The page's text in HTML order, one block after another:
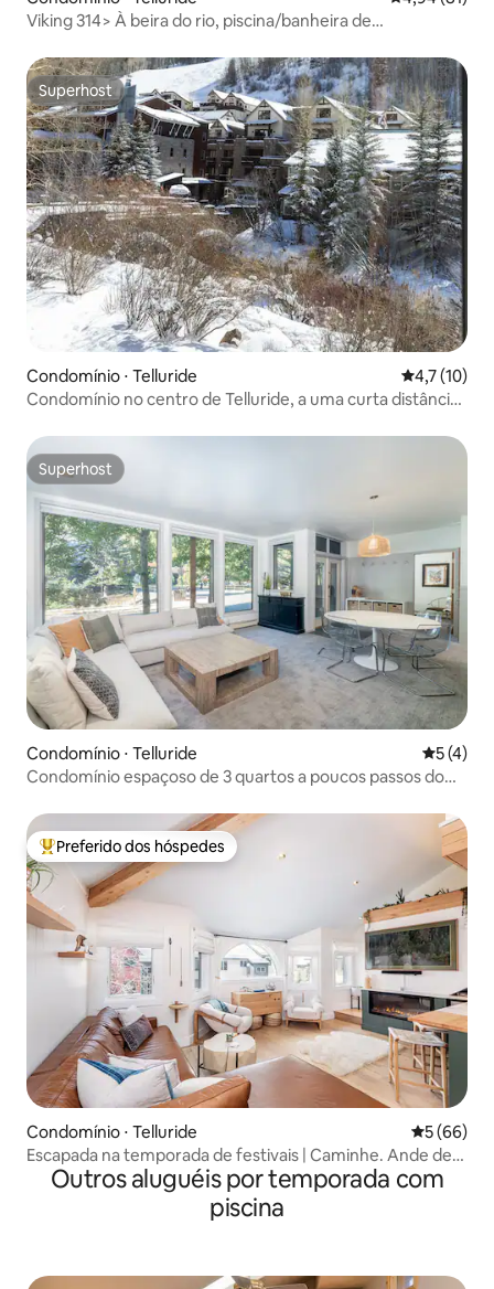
Viking 314> À beira do rio, piscina/banheira de
Superhost
Superhost
Condomínio ⋅ Telluride 4,7 de uma
4,7 (10)
Condomínio no centro de Telluride, a uma curta distância
Superhost
Superhost
Condomínio ⋅ Telluride 5 de
5 (4)
Condomínio espaçoso de 3 quartos a poucos passos do
Entre os melhores preferidos dos hóspedes
Preferido dos hóspedes
Condomínio ⋅ Telluride 5 de uma
5 (66)
Escapada na temporada de festivais | Caminhe. Ande de
bicicleta. Relaxe.
Outros aluguéis por temporada com
piscina